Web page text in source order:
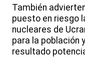
También
puesto en riesgo
nucleares de
para la población
resultado